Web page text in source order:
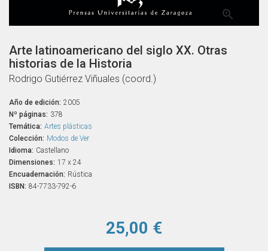

Arte latinoamericano del siglo XX. Otras
historias de la Historia
Rodrigo Gutiérrez Viñuales (coord.)
Año de edición: 2005
Nº páginas: 378
Temática: Artes plásticas
Colección: Modos de Ver
Idioma: Castellano
Dimensiones: 17 x 24
Encuadernación: Rústica
ISBN: 84-7733-792-6
25,00 €